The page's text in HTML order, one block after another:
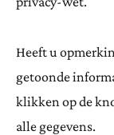
Heeft u
getoonde
klikken op de
alle gegevens.